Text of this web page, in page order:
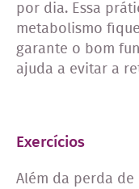
por dia. Essa
metabolismo
garante o bom
ajuda a evitar a
Exercícios
Além da perda de